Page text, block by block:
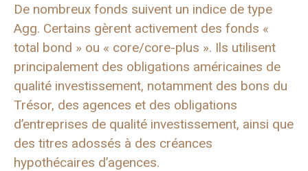
De nombreux fonds suivent un indice de type
Agg. Certains gèrent activement des fonds «
total bond » ou « core/core-plus ». Ils utilisent
principalement des obligations américaines de
qualité investissement, notamment des bons du
Trésor, des agences et des obligations
d’entreprises de qualité investissement, ainsi que
des titres adossés à des créances
hypothécaires d’agences.